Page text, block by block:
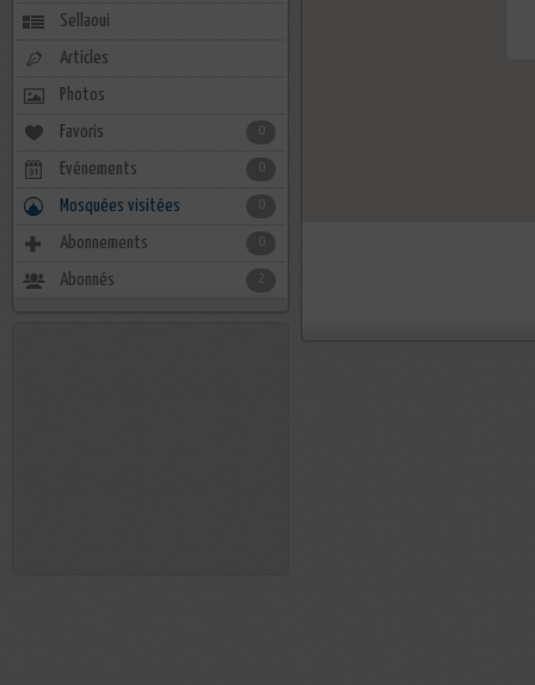
Sellaoui
Articles
Photos
Favoris
Evénements
Mosquées visitées
Abonnements
Abonnés 2